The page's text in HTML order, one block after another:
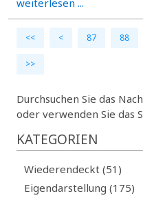
weiterlesen ...
<< < 87 88
>>
Durchsuchen Sie das
oder verwenden Sie das
KATEGORIEN
Wiederendeckt (51)
Eigendarstellung (175)